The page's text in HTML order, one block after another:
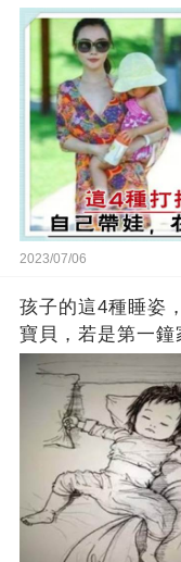
2023/07/06
孩子的這4種睡姿
寶貝，若是第一鐘